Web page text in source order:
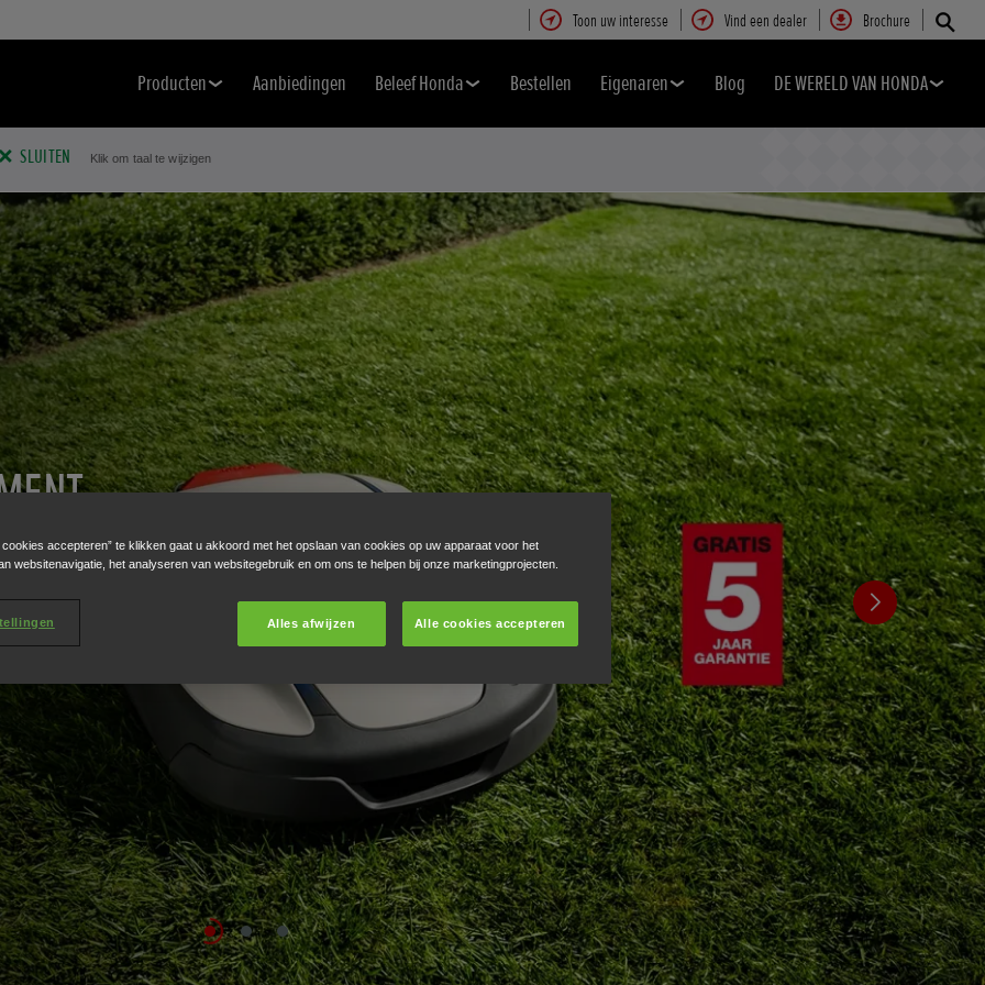
Toon uw interesse Vind een dealer Brochure
Producten Aanbiedingen Beleef Honda Bestellen Eigenaren Blog DE WERELD VAN HONDA
SLUITEN Klik om taal te wijzigen
technologie,
met functies voor
en houd uw tuin
technologie,
met functies voor
cookies accepteren” te klikken gaat u akkoord met het opslaan van cookies op uw apparaat voor het
websitenavigatie, het analyseren van websitegebruik en om ons te helpen bij onze marketingprojecten.
Alles afwijzen Alle cookies accepteren